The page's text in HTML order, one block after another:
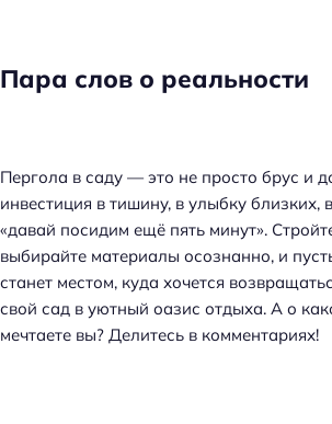
Пара слов о реальности
Пергола в саду — это не просто брус и
инвестиция в тишину, в улыбку близких,
«давай посидим ещё пять минут».
выбирайте материалы осознанно, и
станет местом, куда хочется
свой сад в уютный оазис отдыха. А о
мечтаете вы? Делитесь в комментариях!